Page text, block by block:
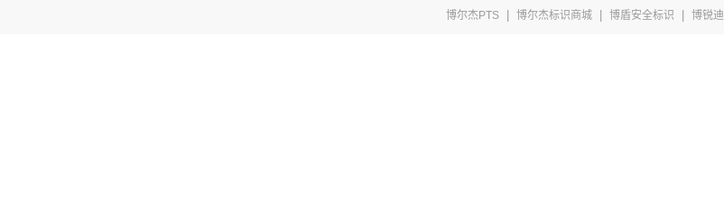
博尔杰PTS 博尔杰标识商城 博盾安全标识 博锐